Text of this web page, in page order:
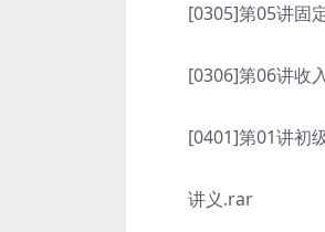
[0305]第05讲固定
[0306]第06讲收入.
[0401]第01讲初级
讲义.rar